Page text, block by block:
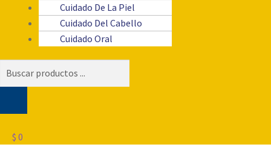
Cuidado De La Piel
Cuidado Del Cabello
Cuidado Oral
$ 0